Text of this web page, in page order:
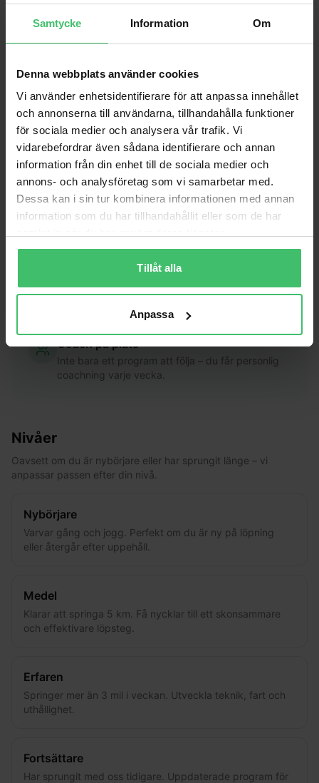
Samtycke Information Om
Denna webbplats använder cookies
Vi använder enhetsidentifierare för att anpassa innehållet
och annonserna till användarna, tillhandahålla funktioner
för sociala medier och analysera vår trafik. Vi
vidarebefordrar även sådana identifierare och annan
information från din enhet till de sociala medier och
annons- och analysföretag som vi samarbetar med.
Dessa kan i sin tur kombinera informationen med annan
information som du har tillhandahållit eller som de har
Tillåt alla
Anpassa
Varför VarjeSteg?
Smärtfri löpning
Lär dig en skonsam löpteknik som bygger upp
kroppen istället för att bryta ner den.
Personlig videoanalys och feedback för att följa
Coach på plats
Inte bara ett program att följa – du får personlig
coachning varje vecka.
Nivåer
Oavsett om du är nybörjare eller har sprungit länge – vi
anpassar passen efter din nivå.
Nybörjare
Varvar gång och jogg. Perfekt om du är ny på löpning
eller återgår efter uppehåll.
Medel
Klarar att springa 5 km. Få nycklar till ett skonsammare
och effektivare löpsteg.
Erfaren
Springer mer än 3 mil i veckan. Utveckla teknik, fart och
uthållighet.
Fortsättare
Har sprungit med oss tidigare. Uppdaterade program för